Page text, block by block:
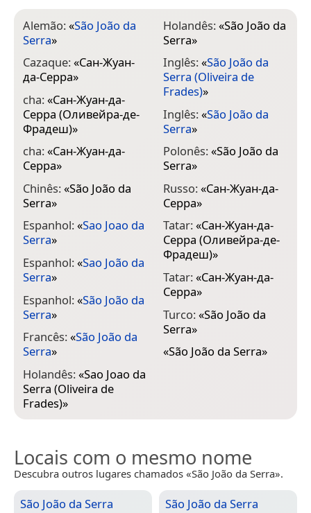
Alemão:«São João da
Serra»
Cazaque:«Сан-Жуан-
да-Серра»
cha:«Сан-Жуан-да-
Серра (Оливейра-де-
Фрадеш)»
cha:«Сан-Жуан-да-
Серра»
Chinês:«São João da
Serra»
Espanhol:«Sao Joao da
Serra»
Espanhol:«Sao João da
Serra»
Espanhol:«São João da
Serra»
Francês:«São João da
Serra»
Holandês:«Sao Joao da
Serra (Oliveira de
Frades)»
Holandês:«São João da
Serra»
Inglês:«São João da
Serra (Oliveira de
Frades)»
Inglês:«São João da
Serra»
Polonês:«São João da
Serra»
Russo:«Сан-Жуан-да-
Серра»
Tatar:«Сан-Жуан-да-
Серра (Оливейра-де-
Фрадеш)»
Tatar:«Сан-Жуан-да-
Серра»
Turco:«São João da
Serra»
«São João da Serra»
Locais com o mesmo nome
Descubra outros lugares chamados «São João da Serra».
São João da Serra São João da Serra